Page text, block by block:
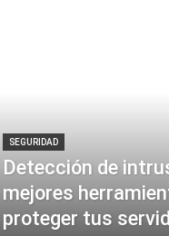
SEGURIDAD
Detección de
mejores
proteger tus